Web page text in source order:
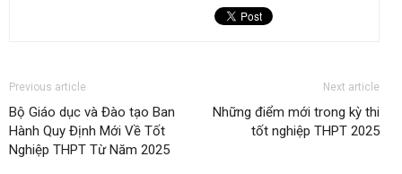
Previous article
Bộ Giáo dục và Đào tạo Ban
Hành Quy Định Mới Về Tốt
Nghiệp THPT Từ Năm 2025
Next article
Những điểm mới trong kỳ thi
tốt nghiệp THPT 2025